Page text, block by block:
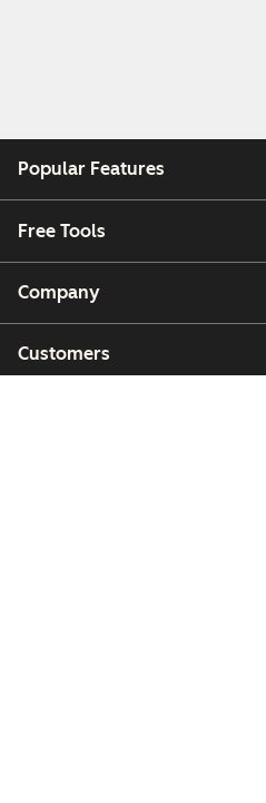
Popular Features
Free Tools
Company
Customers